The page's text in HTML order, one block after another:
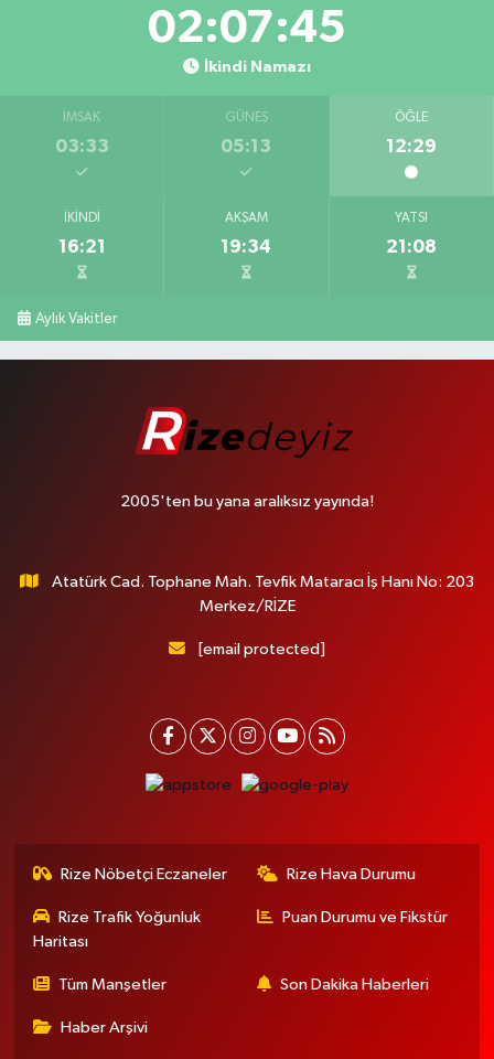
02:07:44
İkindi Namazı
İMSAK
03:33
GÜNEŞ
05:13
ÖĞLE
12:29
İKINDI
16:21
AKŞAM
19:34
YATSI
21:08
Aylık Vakitler
2005'ten bu yana aralıksız yayında!
Atatürk Cad. Tophane Mah. Tevfik Mataracı İş Hanı No: 203
Merkez/RİZE
[email protected]
Rize Nöbetçi Eczaneler Rize Hava Durumu
Rize Trafik Yoğunluk
Haritası
Puan Durumu ve Fikstür
Tüm Manşetler Son Dakika Haberleri
Haber Arşivi